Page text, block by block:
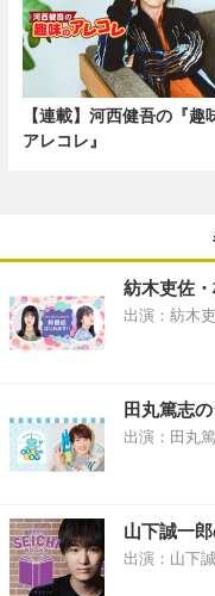
【連載】河西健吾の『趣
アレコレ』
紡木吏佐
出演：紡木
田丸篤志
出演：田丸
山下誠一
出演：山下